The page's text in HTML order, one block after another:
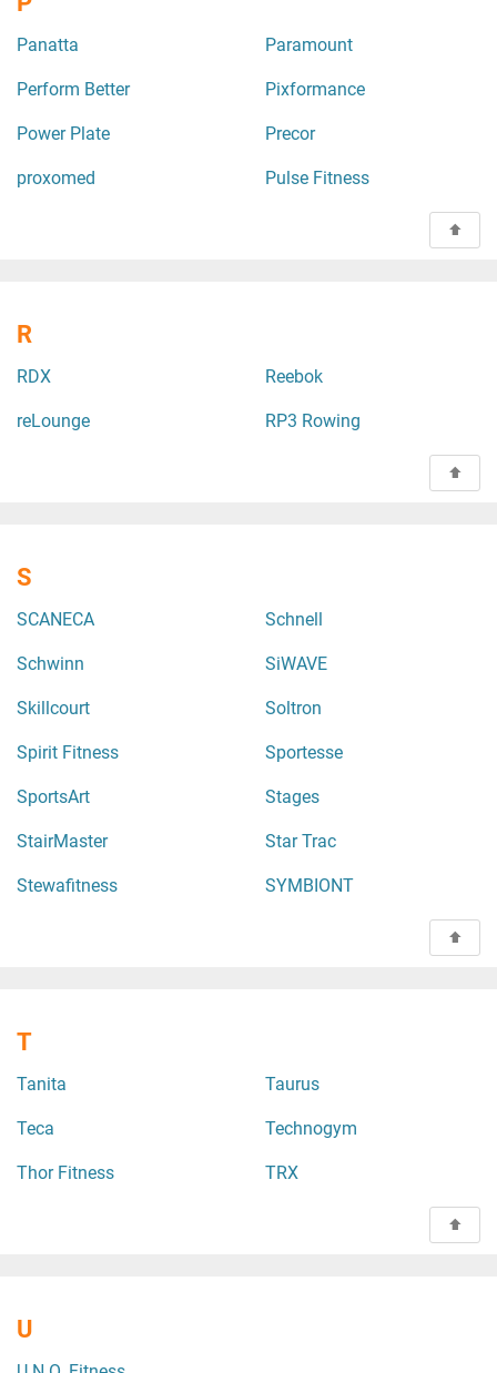
Panatta Paramount
Perform Better Pixformance
Power Plate Precor
proxomed Pulse Fitness
R
RDX Reebok
reLounge RP3 Rowing
S
SCANECA Schnell
Schwinn SiWAVE
Skillcourt Soltron
Spirit Fitness Sportesse
SportsArt Stages
StairMaster Star Trac
Stewafitness SYMBIONT
T
Tanita Taurus
Teca Technogym
Thor Fitness TRX
U